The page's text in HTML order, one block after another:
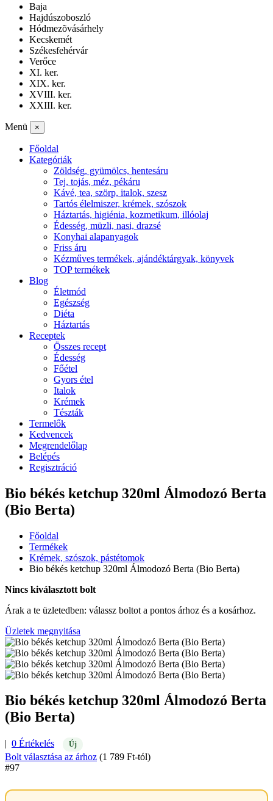
Baja
Hajdúszoboszló
Hódmezõvásárhely
Kecskemét
Székesfehérvár
Verőce
XI. ker.
XIX. ker.
XVIII. ker.
XXIII. ker.
Menü ×
Főoldal
Kategóriák
Zöldség, gyümölcs, hentesáru
Tej, tojás, méz, pékáru
Kávé, tea, szörp, italok, szesz
Tartós élelmiszer, krémek, szószok
Háztartás, higiénia, kozmetikum, illóolaj
Édesség, müzli, nasi, drazsé
Konyhai alapanyagok
Friss áru
Kézműves termékek, ajándéktárgyak, könyvek
TOP termékek
Blog
Életmód
Egészség
Diéta
Háztartás
Receptek
Összes recept
Édesség
Főétel
Gyors étel
Italok
Krémek
Tészták
Termelők
Kedvencek
Megrendelőlap
Belépés
Regisztráció
Bio békés ketchup 320ml Álmodozó Berta
(Bio Berta)
Főoldal
Termékek
Krémek, szószok, pástétomok
Bio békés ketchup 320ml Álmodozó Berta (Bio Berta)
Nincs kiválasztott bolt
Árak a te üzletedben: válassz boltot a pontos árhoz és a kosárhoz.
Üzletek megnyitása
Bio békés ketchup 320ml Álmodozó Berta
(Bio Berta)
| 0 Értékelés Új
Bolt választása az árhoz (1 789 Ft-tól)
#97